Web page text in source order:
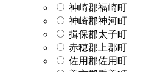
神崎郡福崎町
神崎郡神河町
揖保郡太子町
赤穂郡上郡町
佐用郡佐用町